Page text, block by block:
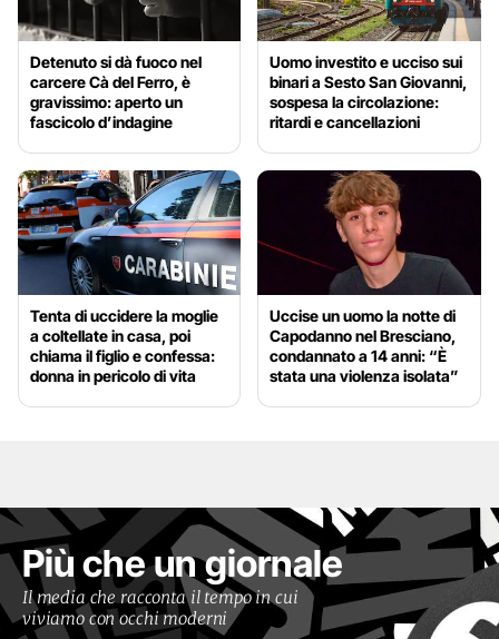
Detenuto si dà fuoco nel
carcere Cà del Ferro, è
gravissimo: aperto un
fascicolo d’indagine
Uomo investito e ucciso sui
binari a Sesto San Giovanni,
sospesa la circolazione:
ritardi e cancellazioni
Tenta di uccidere la moglie
a coltellate in casa, poi
chiama il figlio e confessa:
donna in pericolo di vita
Uccise un uomo la notte di
Capodanno nel Bresciano,
condannato a 14 anni: “È
stata una violenza isolata”
Più che un giornale
Il media che racconta il tempo in cui
viviamo con occhi moderni